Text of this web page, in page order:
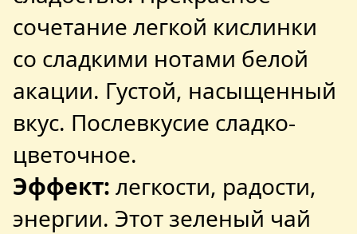
сочетание легкой кислинки
со сладкими нотами белой
акации. Густой, насыщенный
вкус. Послевкусие сладко-
цветочное.
Эффект: легкости, радости,
энергии. Этот зеленый чай